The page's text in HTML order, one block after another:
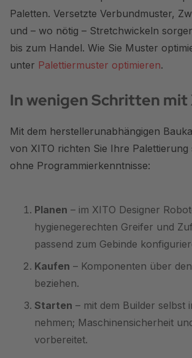
Paletten. Versetzte Verbundmuster,
und – wo nötig – Stretchwickeln
bis zum Handel. Wie Sie Muster
unter Palettiermuster optimieren.
In wenigen Schritten mit
Mit dem herstellerunabhängigen
von XITO richten Sie Ihre Palettierung
ohne Programmierkenntnisse:
Planen – im XITO Designer
hygienegerechten Greifer und
passend zum Gebinde
Kaufen – Komponenten über
beziehen.
Starten – mit dem Builder selbst
nehmen; Maschinensicherheit
vorbereitet.